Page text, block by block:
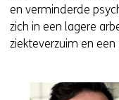
en verminderde
zich in een lagere
ziekteverzuim en